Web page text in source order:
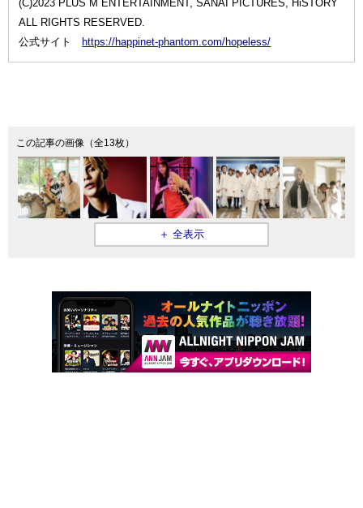
(C)2023 PLUS M ENTERTAINMENT, SANAI PICTURES, HiSTORY
ALL RIGHTS RESERVED.
公式サイト
https://happinet-phantom.com/hopeless/
この記事の画像（全13枚）
＋ 全表示